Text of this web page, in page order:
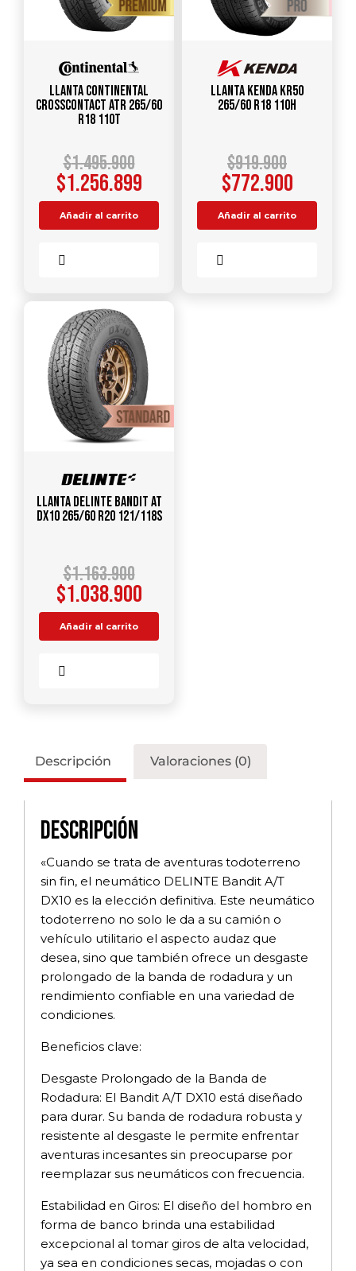
Llanta CONTINENTAL
CrossContact ATR 265/60
R18 110T
$1.495.900
$1.256.899
Añadir al carrito
Llanta KENDA KR50
265/60 R18 110H
$919.900
$772.900
Añadir al carrito
Llanta DELINTE Bandit AT
DX10 265/60 R20 121/118S
$1.163.900
$1.038.900
Añadir al carrito
Descripción Valoraciones (0)
Descripción
«Cuando se trata de aventuras todoterreno
sin fin, el neumático DELINTE Bandit A/T
DX10 es la elección definitiva. Este neumático
todoterreno no solo le da a su camión o
vehículo utilitario el aspecto audaz que
desea, sino que también ofrece un desgaste
prolongado de la banda de rodadura y un
rendimiento confiable en una variedad de
condiciones.
Beneficios clave:
Desgaste Prolongado de la Banda de
Rodadura: El Bandit A/T DX10 está diseñado
para durar. Su banda de rodadura robusta y
resistente al desgaste le permite enfrentar
aventuras incesantes sin preocuparse por
reemplazar sus neumáticos con frecuencia.
Estabilidad en Giros: El diseño del hombro en
forma de banco brinda una estabilidad
excepcional al tomar giros de alta velocidad,
ya sea en condiciones secas, mojadas o con